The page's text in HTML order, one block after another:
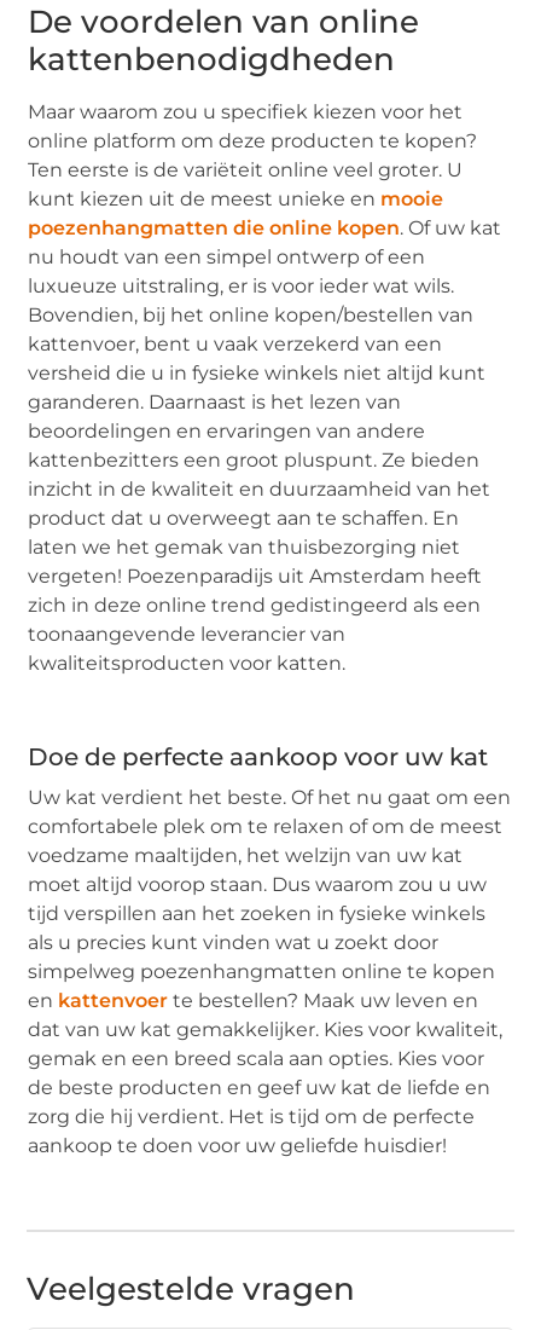
De voordelen van online
kattenbenodigdheden
Maar waarom zou u specifiek kiezen voor het
online platform om deze producten te kopen?
Ten eerste is de variëteit online veel groter. U
kunt kiezen uit de meest unieke en mooie
poezenhangmatten die online kopen. Of uw kat
nu houdt van een simpel ontwerp of een
luxueuze uitstraling, er is voor ieder wat wils.
Bovendien, bij het online kopen/bestellen van
kattenvoer, bent u vaak verzekerd van een
versheid die u in fysieke winkels niet altijd kunt
garanderen. Daarnaast is het lezen van
beoordelingen en ervaringen van andere
kattenbezitters een groot pluspunt. Ze bieden
inzicht in de kwaliteit en duurzaamheid van het
product dat u overweegt aan te schaffen. En
laten we het gemak van thuisbezorging niet
vergeten! Poezenparadijs uit Amsterdam heeft
zich in deze online trend gedistingeerd als een
toonaangevende leverancier van
kwaliteitsproducten voor katten.
Doe de perfecte aankoop voor uw kat
Uw kat verdient het beste. Of het nu gaat om een
comfortabele plek om te relaxen of om de meest
voedzame maaltijden, het welzijn van uw kat
moet altijd voorop staan. Dus waarom zou u uw
tijd verspillen aan het zoeken in fysieke winkels
als u precies kunt vinden wat u zoekt door
simpelweg poezenhangmatten online te kopen
en kattenvoer te bestellen? Maak uw leven en
dat van uw kat gemakkelijker. Kies voor kwaliteit,
gemak en een breed scala aan opties. Kies voor
de beste producten en geef uw kat de liefde en
zorg die hij verdient. Het is tijd om de perfecte
aankoop te doen voor uw geliefde huisdier!
Veelgestelde vragen